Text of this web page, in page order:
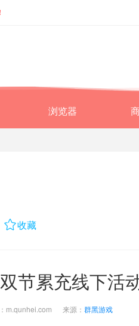
浏览器
收藏
节累充线下活
m.qunhei.com 来源： 群黑游戏